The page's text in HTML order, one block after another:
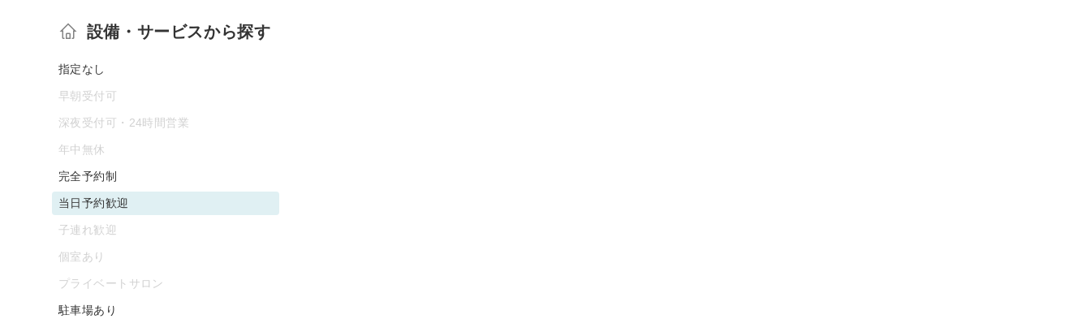
設備・サービスから探す
指定なし
早朝受付可
深夜受付可・24時間営業
年中無休
完全予約制
当日予約歓迎
子連れ歓迎
個室あり
プライベートサロン
駐車場あり